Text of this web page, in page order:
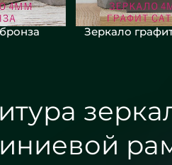
Зеркало